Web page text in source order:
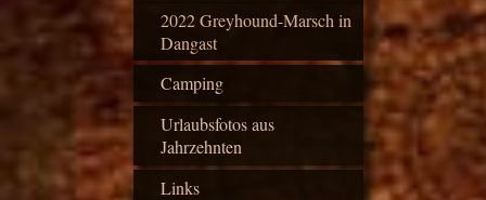
2022 Greyhound-Marsch in
Dangast
Camping
Urlaubsfotos aus
Jahrzehnten
Links